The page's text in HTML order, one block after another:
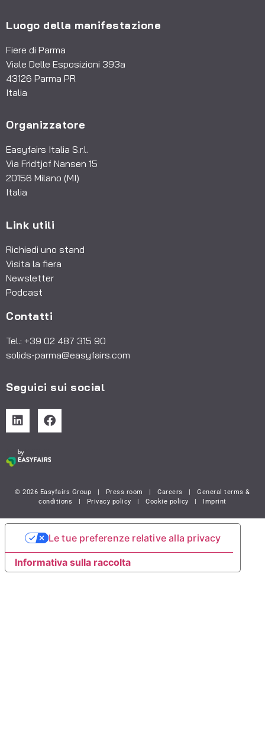
Luogo della manifestazione
Fiere di Parma
Viale Delle Esposizioni 393a
43126 Parma PR
Italia
Organizzatore
Easyfairs Italia S.r.l.
Via Fridtjof Nansen 15
20156 Milano (MI)
Italia
Link utili
Richiedi uno stand
Visita la fiera
Newsletter
Podcast
Contatti
Tel.: +39 02 487 315 90
solids-parma@easyfairs.com
Seguici sui social
© 2026 Easyfairs Group Press room |Careers |General terms &
conditions
Privacy policy |Cookie policy Imprint
Informativa sulla raccolta
Le tue preferenze relative alla privacy